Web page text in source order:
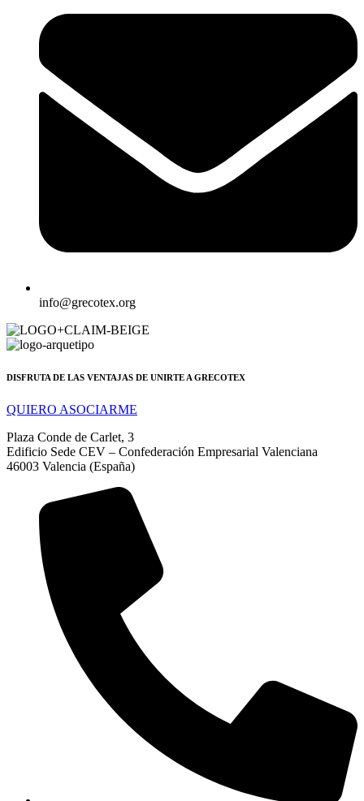
info@grecotex.org
DISFRUTA DE LAS VENTAJAS DE UNIRTE A GRECOTEX
QUIERO ASOCIARME
Plaza Conde de Carlet, 3
Edificio Sede CEV – Confederación Empresarial Valenciana
46003 Valencia (España)